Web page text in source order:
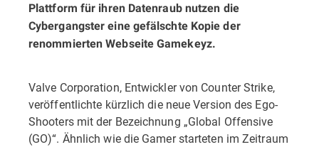
Plattform für ihren Datenraub nutzen die
Cybergangster eine gefälschte Kopie der
renommierten Webseite Gamekeyz.
Valve Corporation, Entwickler von Counter Strike,
veröffentlichte kürzlich die neue Version des Ego-
Shooters mit der Bezeichnung „Global Offensive
(GO)“. Ähnlich wie die Gamer starteten im Zeitraum